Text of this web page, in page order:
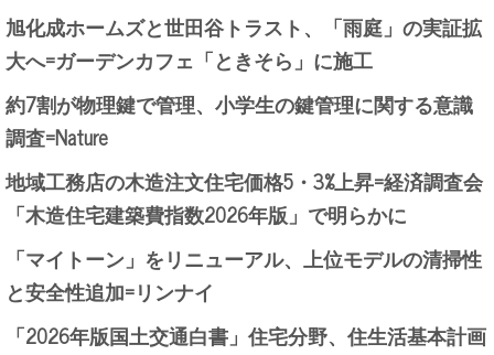
旭化成ホームズと世田谷トラスト、「雨庭」の実証拡
大へ=ガーデンカフェ「ときそら」に施工
約7割が物理鍵で管理、小学生の鍵管理に関する意識
調査=Nature
地域工務店の木造注文住宅価格5・3%上昇=経済調査会
「木造住宅建築費指数2026年版」で明らかに
「マイトーン」をリニューアル、上位モデルの清掃性
と安全性追加=リンナイ
「2026年版国土交通白書」住宅分野、住生活基本計画